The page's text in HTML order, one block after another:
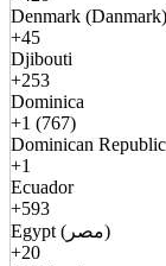
Denmark (Danmark)
+45
Djibouti
+253
Dominica
+1 (767)
Dominican
+1
Ecuador
+593
Egypt (مصر)
+20